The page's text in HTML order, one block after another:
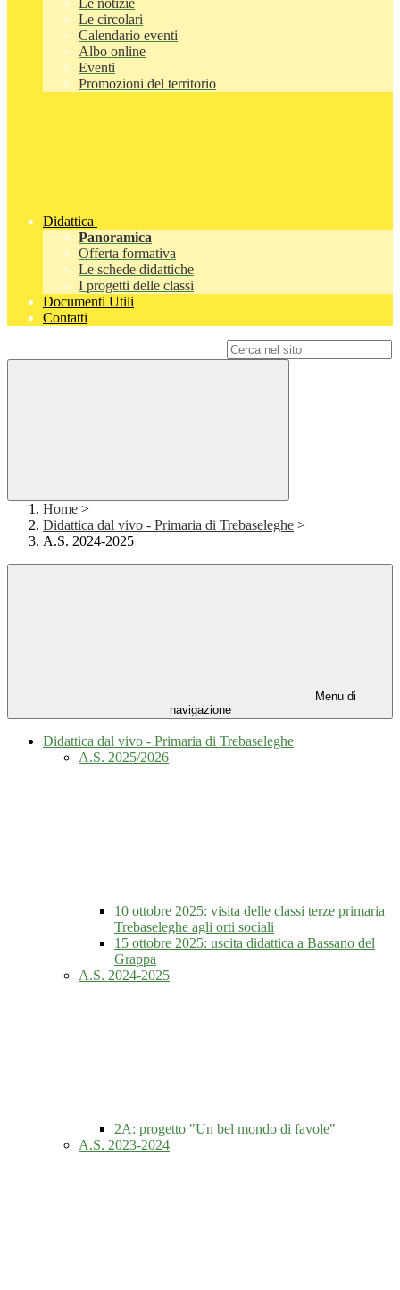
Le notizie
Le circolari
Calendario eventi
Albo online
Eventi
Promozioni del territorio
Didattica
Panoramica
Offerta formativa
Le schede didattiche
I progetti delle classi
Documenti Utili
Contatti
Home >
Didattica dal vivo - Primaria di Trebaseleghe >
A.S. 2024-2025
Menu di
navigazione
Didattica dal vivo - Primaria di Trebaseleghe
A.S. 2025/2026
10 ottobre 2025: visita delle classi terze primaria
Trebaseleghe agli orti sociali
15 ottobre 2025: uscita didattica a Bassano del
Grappa
A.S. 2024-2025
2A: progetto "Un bel mondo di favole"
A.S. 2023-2024